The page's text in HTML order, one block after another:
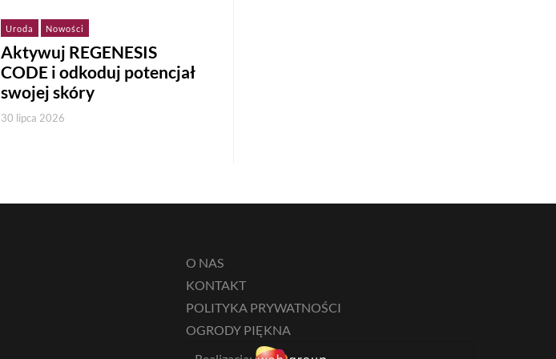
Uroda Nowości
Aktywuj REGENESIS
CODE i odkoduj potencjał
swojej skóry
30 lipca 2026
O NAS
KONTAKT
POLITYKA PRYWATNOŚCI
OGRODY PIĘKNA